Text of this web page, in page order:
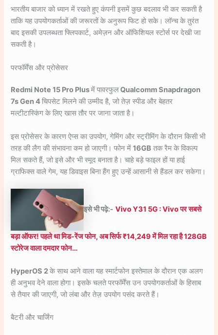
भारतीय बाजार को ध्यान में रखते हुए कंपनी इसमें कुछ बदलाव भी कर सकती है
ताकि यह उपयोगकर्ताओं की जरूरतों के अनुरूप फिट हो सके। लॉन्च के तुरंत
बाद इसकी उपलब्धता फ्लिपकार्ट, अमेज़न और ऑफिशियल स्टोर्स पर देखी जा
सकती है।
परफॉर्मेंस और प्रोसेसर
Redmi Note 15 Pro Plusमें पावरफुलQualcomm Snapdragon
7s Gen 4चिपसेट मिलने की उम्मीद है, जो तेज़ स्पीड और बेहतर
मल्टीटास्किंग के लिए खास तौर पर जाना जाता है।
इस प्रोसेसर के कारण ऐप्स का उपयोग, गेमिंग और स्ट्रीमिंग के दौरान किसी भी
तरह की लैग की संभावना कम हो जाएगी। फोन में16GB तक रैम के विकल्प
मिल सकते हैं, जो इसे और भी स्मूद बनाता है। चाहे बड़े फाइल हों या हाई
ग्राफिक्स वाले गेम, यह डिवाइस बिना हैंग हुए उन्हें आसानी से हैंडल कर सकेगा।
इसे भी पढ़े:- Vivo Y31 5G : Vivo पर सबसे
बड़ा ऑफर! पहले था मिड-रेंज फोन, अब सिर्फ ₹14,249 में मिल रहा है 128GB
स्टोरेज वाला दमदार फोन…
HyperOS 2के साथ आने वाला यह स्मार्टफोन इस्तेमाल के दौरान एक अलग
ही अनुभव देने वाला होगा। इसके चलते परफॉर्मेंस उन उपयोगकर्ताओं के हिसाब
से तैयार की जाएगी, जो लंबा और तेज़ उपयोग पसंद करते हैं।
बैटरी और चार्जिंग